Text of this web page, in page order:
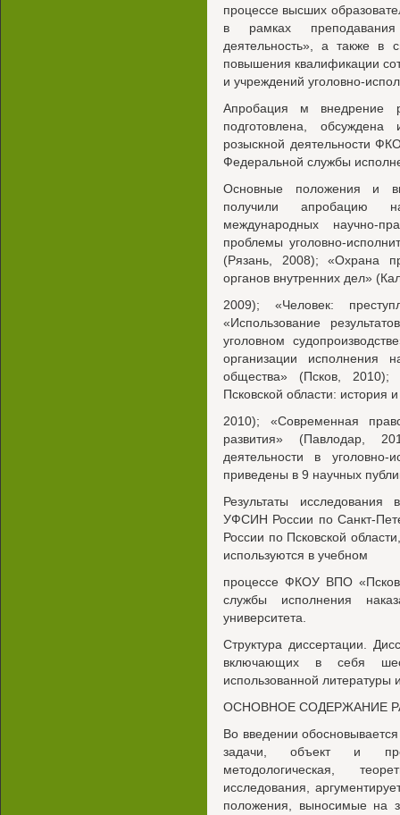
процессе высших
в рамках преподавания
деятельность», а также в
повышения квалификации
и учреждений уголовно-
Апробация м внедрение
подготовлена,
розыскной деятельности
Федеральной службы
Основные положения и
получили апробацию
международных научно-
проблемы уголовно-
(Рязань, 2008); «Охрана
органов внутренних дел»
2009); «Человек:
«Использование
уголовном
организации исполнения
общества» (Псков, 2010);
Псковской области: история
2010); «Современная
развития» (Павлодар,
деятельности в уголовно-
приведены в 9 научных
Результаты исследования
УФСИН России по Санкт-
России по Псковской
используются в учебном
процессе ФКОУ ВПО
службы исполнения
университета.
Структура диссертации.
включающих в себя
использованной литературы
ОСНОВНОЕ СОДЕРЖАНИЕ
Во введении
задачи, объект и
методологическая,
исследования,
положения, выносимые на